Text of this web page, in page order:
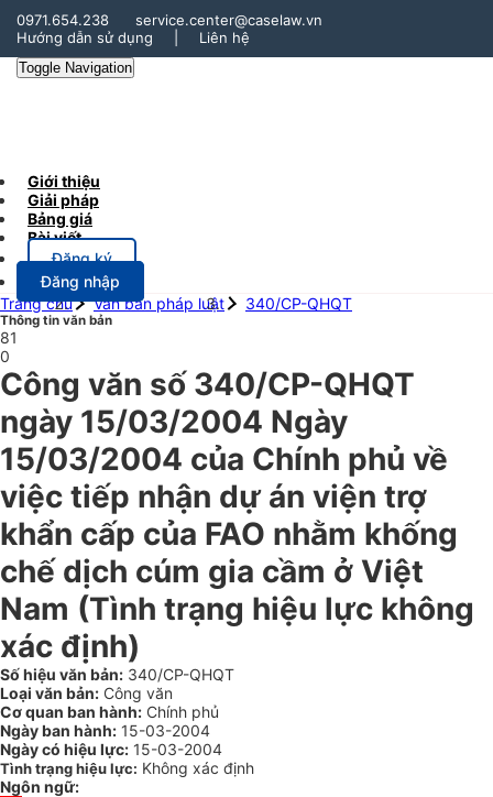
0971.654.238
service.center@caselaw.vn
Hướng dẫn sử dụng
Liên hệ
Toggle Navigation
Giới thiệu
Giải pháp
Bảng giá
Bài viết
Đăng ký
Đăng nhập
Trang chủ
Văn bản pháp luật 340/CP-QHQT
Thông tin văn bản
81
0
Công văn số 340/CP-QHQT
ngày 15/03/2004 Ngày
15/03/2004 của Chính phủ về
việc tiếp nhận dự án viện trợ
khẩn cấp của FAO nhằm khống
chế dịch cúm gia cầm ở Việt
Nam (Tình trạng hiệu lực không
xác định)
Số hiệu văn bản: 340/CP-QHQT
Loại văn bản: Công văn
Cơ quan ban hành: Chính phủ
Ngày ban hành: 15-03-2004
Ngày có hiệu lực: 15-03-2004
Tình trạng hiệu lực: Không xác định
Ngôn ngữ: